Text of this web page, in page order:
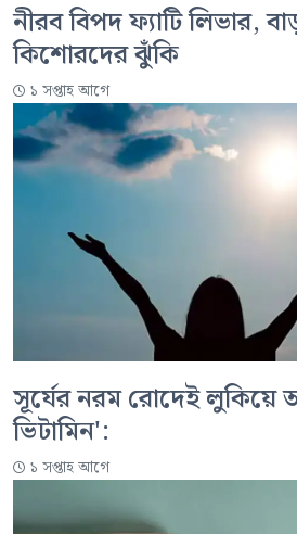
নীরব বিপদ ফ্যাটি লিভার,
কিশোরদের ঝুঁকি
১ সপ্তাহ আগে
সূর্যের নরম রোদেই লুকিয়ে
ভিটামিন':
১ সপ্তাহ আগে